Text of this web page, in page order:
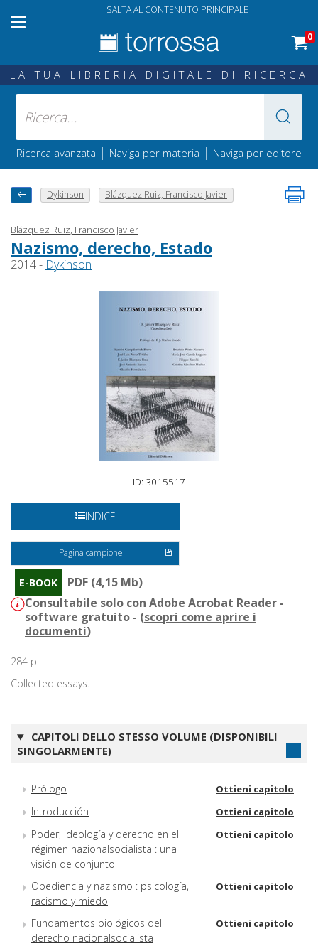
SALTA AL CONTENUTO PRINCIPALE
0
LA TUA LIBRERIA DIGITALE DI RICERCA
Ricerca avanzata | Naviga per materia | Naviga per editore
Dykinson Blázquez Ruiz, Francisco Javier
Blázquez Ruiz, Francisco Javier
Nazismo, derecho, Estado
2014 - Dykinson
ID: 3015517
INDICE
Pagina campione
E-BOOK
PDF (4,15 Mb)
Consultabile solo con Adobe Acrobat Reader -
software gratuito - (scopri come aprire i
documenti)
284 p.
Collected essays.
CAPITOLI DELLO STESSO VOLUME (DISPONIBILI
SINGOLARMENTE)
Prólogo Ottieni capitolo
Introducción Ottieni capitolo
Poder, ideología y derecho en el
régimen nazionalsocialista : una
visión de conjunto
Ottieni capitolo
Obediencia y nazismo : psicología,
racismo y miedo
Ottieni capitolo
Fundamentos biológicos del
derecho nacionalsocialista
Ottieni capitolo